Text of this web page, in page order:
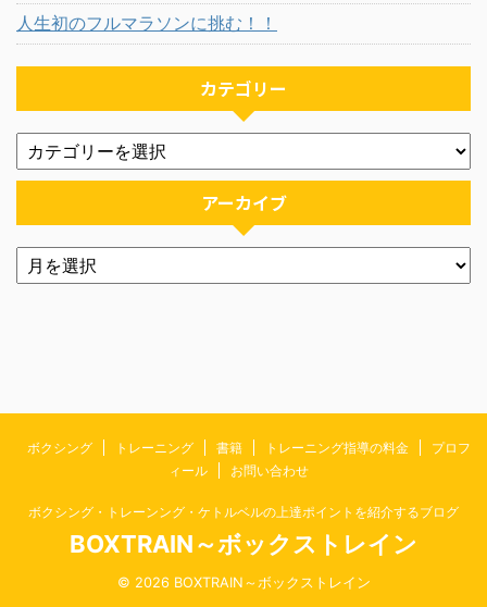
人生初のフルマラソンに挑む！！
カテゴリー
アーカイブ
ボクシング トレーニング 書籍 トレーニング指導の料金
プロフ
ィール
お問い合わせ
ボクシング・トレーンング・ケトルベルの上達ポイントを紹介するブログ
BOXTRAIN～ボックストレイン
© 2026 BOXTRAIN～ボックストレイン